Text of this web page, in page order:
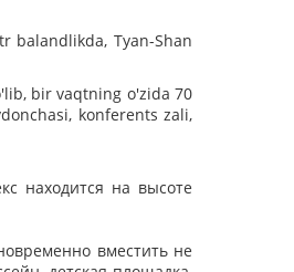
balandlikda, Tyan-Shan
bir vaqtning o'zida 70
konferents zali,
находится на высоте
вместить не